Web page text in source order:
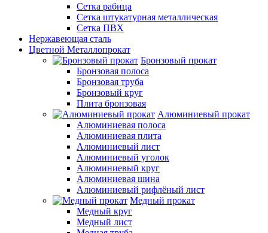
Сетка рабица
Сетка штукатурная металлическая
Сетка ПВХ
Нержавеющая сталь
Цветной Металлопрокат
Бронзовый прокат
Бронзовая полоса
Бронзовая труба
Бронзовый круг
Плита бронзовая
Алюминиевый прокат
Алюминиевая полоса
Алюминиевая плита
Алюминиевый лист
Алюминиевый уголок
Алюминиевый круг
Алюминиевая шина
Алюминиевый рифлёный лист
Медный прокат
Медный круг
Медный лист